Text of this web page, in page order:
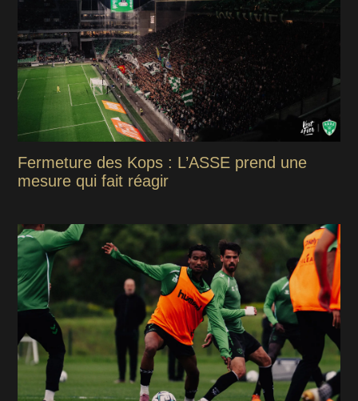
Fermeture des Kops : L’ASSE prend une
mesure qui fait réagir